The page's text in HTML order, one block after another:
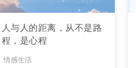
人与人的距离，从不是路
程，是心程
情感生活